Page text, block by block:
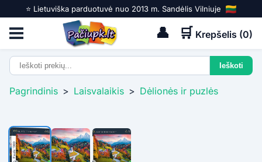
⭐️ Lietuviška parduotuvė nuo 2013 m. Sandėlis Vilniuje
👤 🛒 Krepšelis (0)
Pagrindinis > Laisvalaikis > Dėlionės ir puzlės